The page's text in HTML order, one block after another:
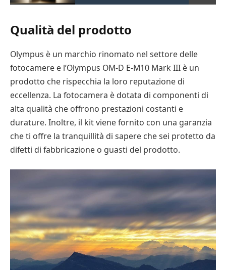
Qualità del prodotto
Olympus è un marchio rinomato nel settore delle
fotocamere e l’Olympus OM-D E-M10 Mark III è un
prodotto che rispecchia la loro reputazione di
eccellenza. La fotocamera è dotata di componenti di
alta qualità che offrono prestazioni costanti e
durature. Inoltre, il kit viene fornito con una garanzia
che ti offre la tranquillità di sapere che sei protetto da
difetti di fabbricazione o guasti del prodotto.